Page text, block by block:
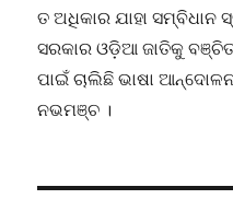
ତ ଅଧିକାର ଯାହା ସମ୍ବିଧାନ
ସରକାର ଓଡ଼ିଆ ଜାତିକୁ
ପାଇଁ ଚାଲିଛି ଭାଷା
ନଭମଞ୍ଚ ।